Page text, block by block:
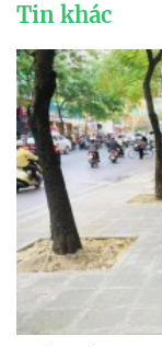
Tin khác